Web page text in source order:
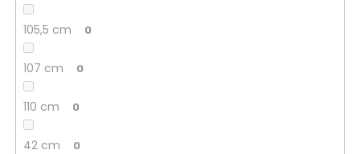
105,5 cm 0
107 cm 0
110 cm 0
42 cm 0